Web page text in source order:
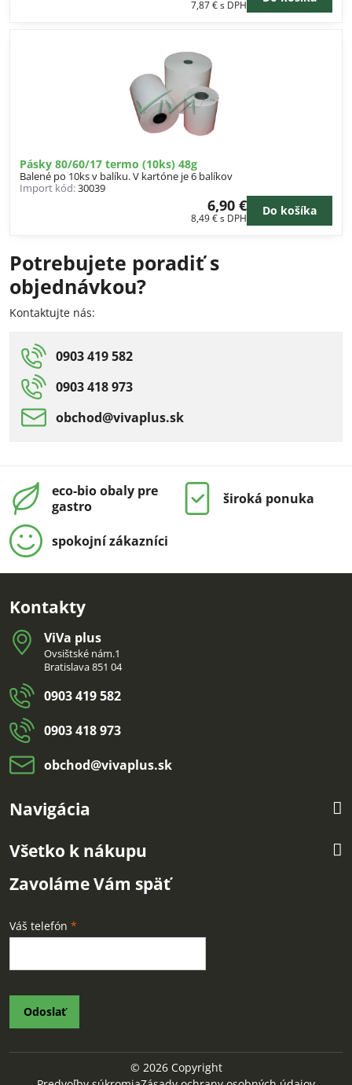
7,87 €s DPH
Pásky 80/60/17 termo (10ks) 48g
Balené po 10ks v balíku. V kartóne je 6 balíkov
Import kód:30039
6,90 €
8,49 €s DPH
Do košíka
Potrebujete poradiť s
objednávkou?
Kontaktujte nás:
0903 419 582
0903 418 973
obchod​@vivaplus​.sk
eco-bio obaly pre
gastro
široká ponuka
spokojní zákazníci
Kontakty
ViVa plus
Ovsištské nám.1
Bratislava 851 04
0903 419 582
0903 418 973
obchod​@vivaplus​.sk
Navigácia
Všetko k nákupu
Zavoláme Vám späť
Váš telefón *
Odoslať
© 2026Copyright